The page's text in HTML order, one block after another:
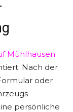
Mühlhausen
Nach der
oder
persönliche